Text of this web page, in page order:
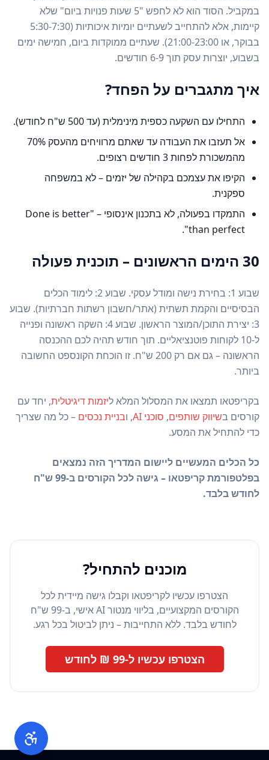
במקביל. הסוד הוא לא לחפש "5 שעות פנויות ביום" שלא
קיימות, אלא להתחייב לשעתיים יומיות איכותיות (5:30-7:30
בבוקר, או 21:00-23:00). שעתיים ממוקדות ביום, חמישה ימים
בשבוע, יוצרות עסק תוך 6-9 חודשים.
איך מתגברים על הפחד?
התחילו עם השקעה כספית מינימלית (עד 500 ש"ח לחודש).
אל תעזבו את העבודה עד שאתם מרוויחים מהעסק 70%
מהמשכורת לפחות 3 חודשים רצופים.
הקיפו את עצמכם בקהילה של יזמים – לא במשפחה
ספקנית.
התמקדו בפעולה, לא בתכנון אינסופי – "Done is better
than perfect".
30 הימים הראשונים – תוכנית פעולה
שבוע 1: בחירת נישה ומודל עסקי. שבוע 2: לימוד הכלים
הבסיסיים והקמת תשתית (אתר/חשבון רשתות חברתיות). שבוע
3: יצירת התוכן/המוצר הראשון. שבוע 4: השקה ראשונה ופנייה
ל-10 לקוחות פוטנציאליים. תוך חודש תהיה לכם ההכנסה
הראשונה – גם אם רק 200 ש"ח. זו הוכחת הקונספט החשובה
ביותר.
בקריפטאו תמצאו את המסלול המלא ליזמות דיגיטלית, יחד עם
קורסים בשיווק שותפים, סוכני AI , ובניית נכסים – כל מה שצריך
כדי להתחיל את המסע.
כל הכלים המעשיים ליישום המדריך הזה נמצאים
בפלטפורמת קריפטאו – גישה לכל הקורסים ב-99 ש"ח
לחודש בלבד.
מוכנים להתחיל?
הצטרפו עכשיו לקריפטאו וקבלו גישה מיידית לכל
הקורסים המקצועיים, בליווי מנטור AI אישי, ב-99 ש"ח
לחודש בלבד. ללא התחייבות – ניתן לביטול בכל רגע.
הצטרפו עכשיו ל-99 ₪ לחודש